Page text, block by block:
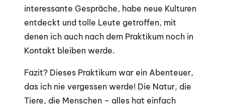
interessante Gespräche, habe neue Kulturen
entdeckt und tolle Leute getroffen, mit
denen ich auch nach dem Praktikum noch in
Kontakt bleiben werde.
Fazit? Dieses Praktikum war ein Abenteuer,
das ich nie vergessen werde! Die Natur, die
Tiere, die Menschen – alles hat einfach